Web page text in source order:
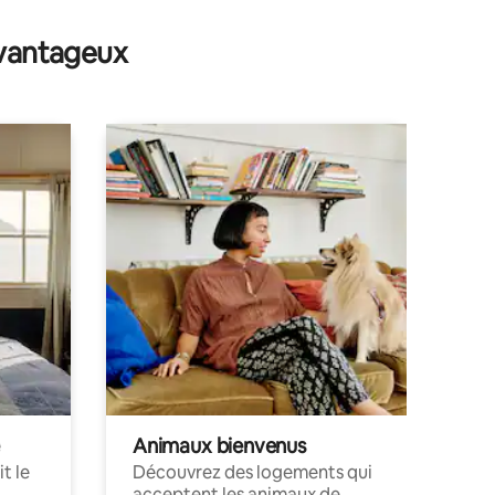
le
Animaux bienvenus
Découvrez des logements qui